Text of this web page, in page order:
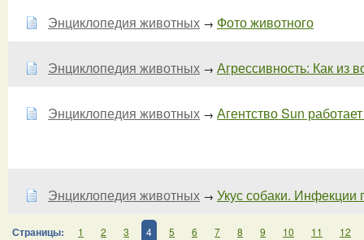
Энциклопедия животных → Фото животного
Энциклопедия животных → Агрессивность: Как из
Энциклопедия животных → Агентство Sun
Энциклопедия животных → Укус собаки. Инфекции
Страницы: 1 2 3 4 5 6 7 8 9 10 11
12